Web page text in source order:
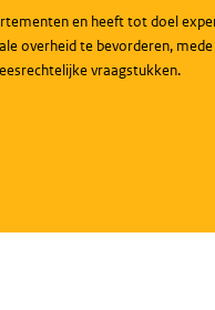
en heeft tot doel
overheid te bevorderen,
vraagstukken.